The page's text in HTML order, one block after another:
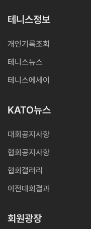
테니스정보
개인기록조회
테니스뉴스
테니스에세이
KATO뉴스
대회공지사항
협회공지사항
협회갤러리
이전대회결과
회원광장